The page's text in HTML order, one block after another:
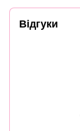
Відгуки